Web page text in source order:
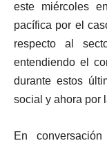
este miércoles
pacífica por el
respecto al
entendiendo el
durante estos
social y ahora por
En